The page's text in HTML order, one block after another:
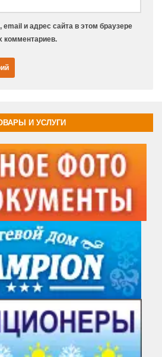
и адрес сайта в этом браузере
И УСЛУГИ